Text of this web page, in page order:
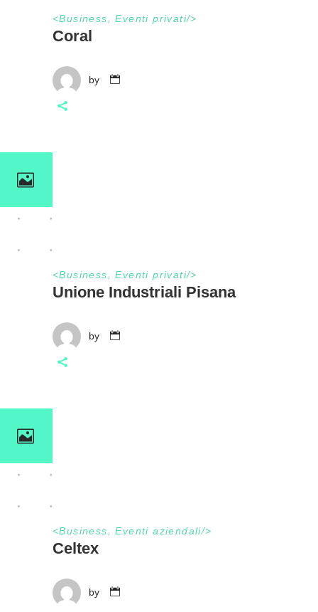
<Business ,Eventi privati/>
Coral
by
<Business ,Eventi privati/>
Unione Industriali Pisana
by
<Business ,Eventi aziendali/>
Celtex
by